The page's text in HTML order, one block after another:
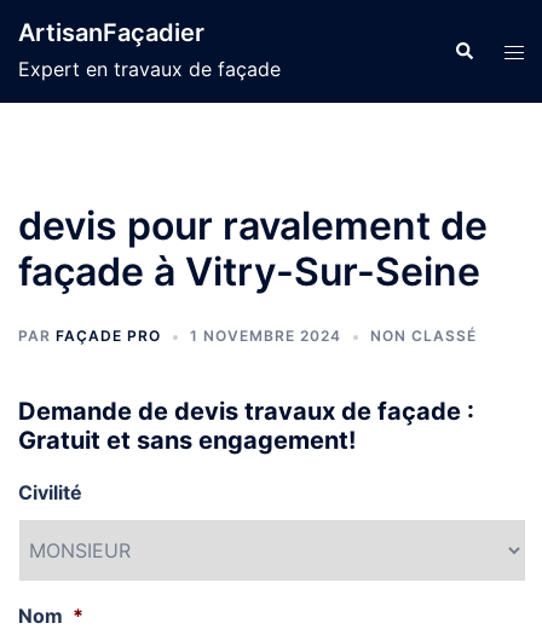
au
contenu
ArtisanFaçadier
Expert en travaux de façade
devis pour ravalement de
façade à Vitry-Sur-Seine
PAR FAÇADE PRO 1 NOVEMBRE 2024 NON CLASSÉ
Demande de devis travaux de façade :
Gratuit et sans engagement!
Civilité
Nom *